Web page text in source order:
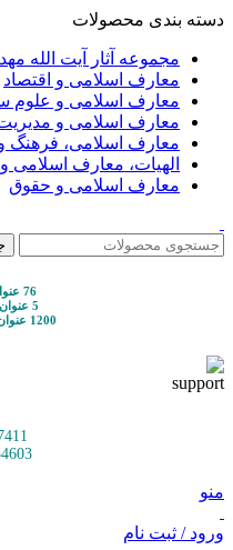
دسته بندی محصولات
مجموعه آثار آيت الله
معارف اسلامی و اقتصاد
معارف اسلامی و علوم
معارف اسلامی و
معارف اسلامی، فرهنگ
الهیات، معارف اسلامی
معارف اسلامی و حقوق
76 عنوان جایزه کتاب
5 عنوان ناشر برگزیده
1200 عنوان کتاب منتشرشده
021
منو
ورود / ثبت نام